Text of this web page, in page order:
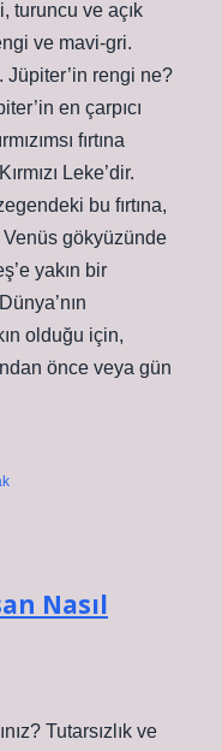
turuncu ve açık
ve mavi-gri.
rengi ne?
en çarpıcı
fırtına
Leke’dir.
bu fırtına,
Venüs gökyüzünde
yakın bir
olduğu için,
önce veya gün
Nasıl
Tutarsızlık ve